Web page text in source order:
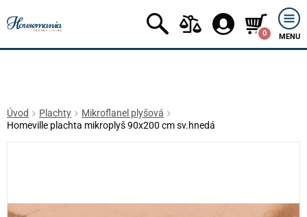
0 MENU
Úvod Plachty
Mikroflanel plyšová
Homeville plachta mikroplyš 90x200 cm sv.hnedá